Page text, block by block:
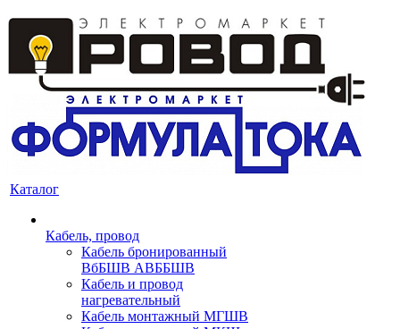
Каталог
Кабель, провод
Кабель бронированный
ВбБШВ АВББШВ
Кабель и провод
нагревательный
Кабель монтажный МГШВ